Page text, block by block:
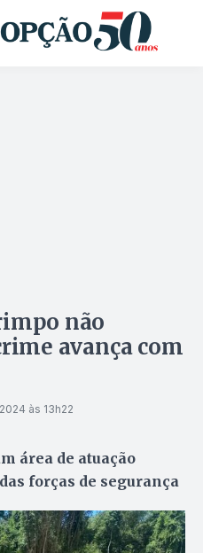
não
avança com
às 13h22
área de atuação
forças de segurança